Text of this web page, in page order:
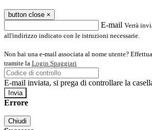
button close ×
E-mail Verrà
all'indirizzo indicato con le istruzioni necessarie.
Non hai una e-mail associata al nome utente?
tramite la Login Spaggiari
E-mail inviata, si prega di controllare la
Errore
Chiudi